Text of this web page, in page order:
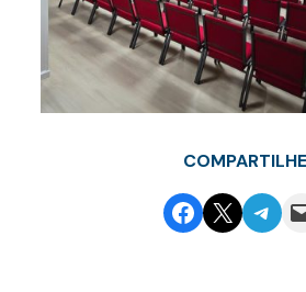
COMPARTILHE
Share on Facebook
Email this PageShare